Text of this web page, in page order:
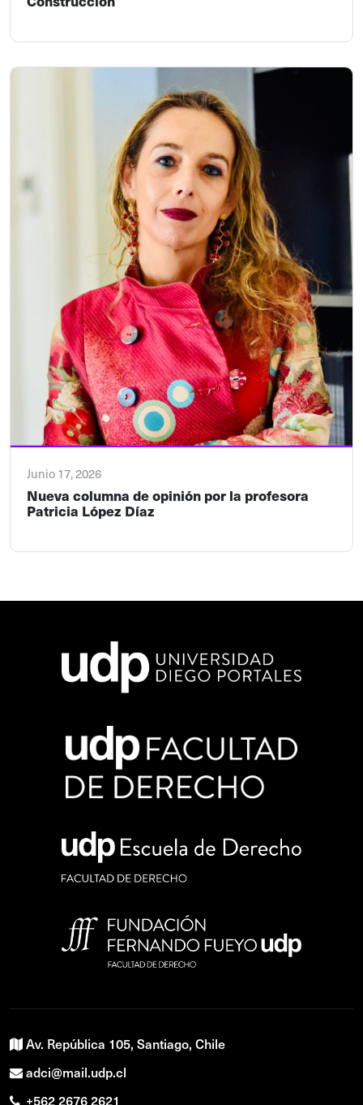
Junio 17, 2026
Nueva columna de opinión por la profesora
Patricia López Díaz
Av. República 105, Santiago, Chile
adci@mail.udp.cl
+562 2676 2621